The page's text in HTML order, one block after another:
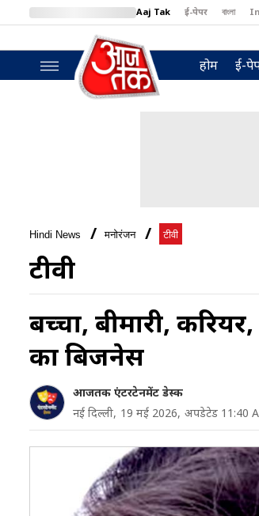
Aaj Tak ई-पेपर বাংলা
BT Bazaar
होम ई-
Hindi News मनोरंजन टीवी
टीवी
बच्चा, बीमारी,
का बिजनेस
आजतक एंटरटेनमेंट डेस्क
नई दिल्ली, 19 मई 2026, अपडेटेड 11:40